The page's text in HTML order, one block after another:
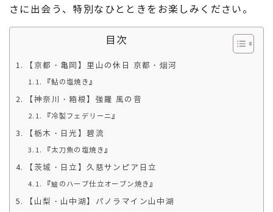
さに出会う、特別なひとときをお楽しみください。
目次
【京都・亀岡】里山の休日 京都・烟河
『鮎の塩焼き』
【神奈川・箱根】強羅 風の音
『冷製フェデリーニ』
【栃木・日光】碧流
『太刀魚の塩焼き』
【茨城・日立】久慈サンピア日立
『鱸のハーブ仕立オーブン焼き』
【山梨・山中湖】パノラマイン山中湖